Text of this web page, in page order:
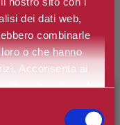
dei dati web,
combinarle
o che hanno
Acconsenta ai
il nostro sito web.
Docciaschiuma
Lavender